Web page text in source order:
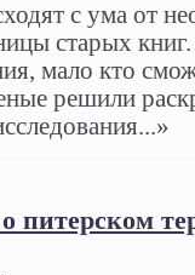
с ума от
старых
мало кто
решили
питерском